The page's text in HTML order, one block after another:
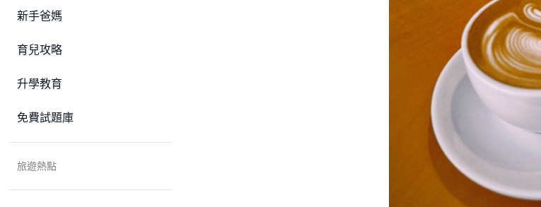
新手爸媽
育兒攻略
升學教育
免費試題庫
旅遊熱點